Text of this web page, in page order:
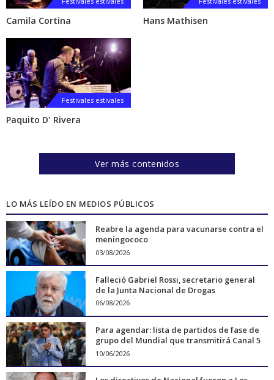
Camila Cortina Hans Mathisen
Festivales estivales
Paquito D' Rivera
Ver más contenidos
LO MÁS LEÍDO EN MEDIOS PÚBLICOS
Reabre la agenda para vacunarse contra el
meningococo
03/08/2026
Falleció Gabriel Rossi, secretario general
de la Junta Nacional de Drogas
06/08/2026
Para agendar: lista de partidos de fase de
grupo del Mundial que transmitirá Canal 5
10/06/2026